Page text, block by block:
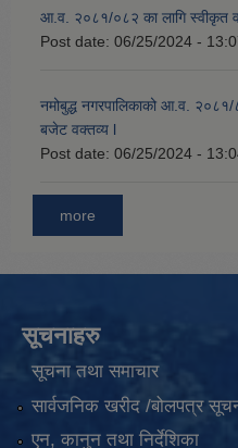
आ.व. २०८१/०८२ का लागि स्वीकृत
Post date: 06/25/2024 -
नमोबुद्ध नगरपालिकाको आ‍.व.
बजेट वक्तव्य l
Post date: 06/25/2024 -
more
सूचनाहरु
सूचना तथा समाचार
सार्वजनिक खरीद /बोलपत्र
एन, कानुन तथा निर्देशिका